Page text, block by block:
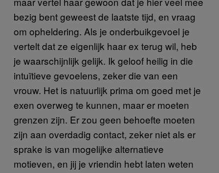
bezig bent geweest de laatste tijd, en vraag
om opheldering. Als je onderbuikgevoel je
vertelt dat ze eigenlijk haar ex terug wil, heb
je waarschijnlijk gelijk. Ik geloof heilig in die
intuïtieve gevoelens, zeker die van een
vrouw. Het is natuurlijk prima om goed met je
exen overweg te kunnen, maar er moeten
grenzen zijn. Er zou geen behoefte moeten
zijn aan overdadig contact, zeker niet als er
sprake is van mogelijke alternatieve
motieven, en jij je vriendin hebt laten weten